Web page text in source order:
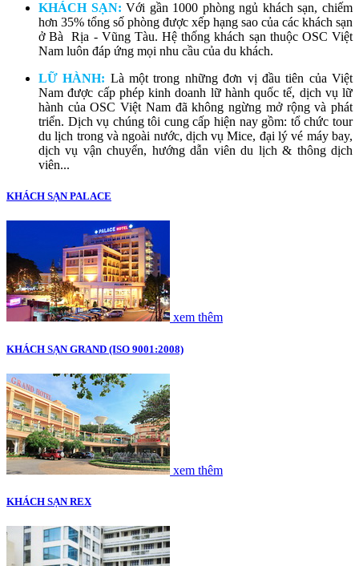
KHÁCH SẠN: Với gần 1000 phòng ngủ khách sạn, chiếm
hơn 35% tổng số phòng được xếp hạng sao của các khách sạn
ở Bà Rịa - Vũng Tàu. Hệ thống khách sạn thuộc OSC Việt
Nam luôn đáp ứng mọi nhu cầu của du khách.
LỮ HÀNH: Là một trong những đơn vị đầu tiên của Việt
Nam được cấp phép kinh doanh lữ hành quốc tế, dịch vụ lữ
hành của OSC Việt Nam đã không ngừng mở rộng và phát
triển. Dịch vụ chúng tôi cung cấp hiện nay gồm: tổ chức tour
du lịch trong và ngoài nước, dịch vụ Mice, đại lý vé máy bay,
dịch vụ vận chuyển, hướng dẫn viên du lịch & thông dịch
viên...
KHÁCH SẠN PALACE
xem thêm
KHÁCH SẠN GRAND (ISO 9001:2008)
xem thêm
KHÁCH SẠN REX